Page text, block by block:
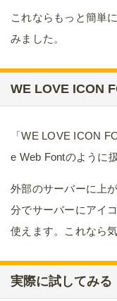
これならもっと簡単
みました。
WE LOVE ICON
「WE LOVE ICON
e Web Fontのように
外部のサーバーに上
分でサーバーにアイ
使えます。これなら
実際に試してみる